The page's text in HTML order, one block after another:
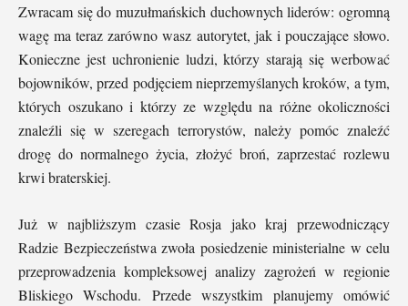
Zwracam się do muzułmańskich duchownych liderów: ogromną
wagę ma teraz zarówno wasz autorytet, jak i pouczające słowo.
Konieczne jest uchronienie ludzi, którzy starają się werbować
bojowników, przed podjęciem nieprzemyślanych kroków, a tym,
których oszukano i którzy ze względu na różne okoliczności
znaleźli się w szeregach terrorystów, należy pomóc znaleźć
drogę do normalnego życia, złożyć broń, zaprzestać rozlewu
krwi braterskiej.
Już w najbliższym czasie Rosja jako kraj przewodniczący
Radzie Bezpieczeństwa zwoła posiedzenie ministerialne w celu
przeprowadzenia kompleksowej analizy zagrożeń w regionie
Bliskiego Wschodu. Przede wszystkim planujemy omówić